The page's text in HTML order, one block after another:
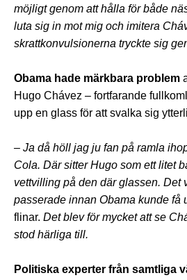
möjligt genom att hålla för både
luta sig in mot mig och imitera
skrattkonvulsionerna tryckte sig
Obama hade märkbara problem
Hugo Chávez – fortfarande
upp en glass för att svalka sig
– Ja då höll jag ju fan på ramla
Cola. Där sitter Hugo som ett litet
vettvilling på den där glassen. Det
passerade innan Obama kunde få
flinar. Det blev för mycket att se
stod härliga till.
Politiska experter från samtliga